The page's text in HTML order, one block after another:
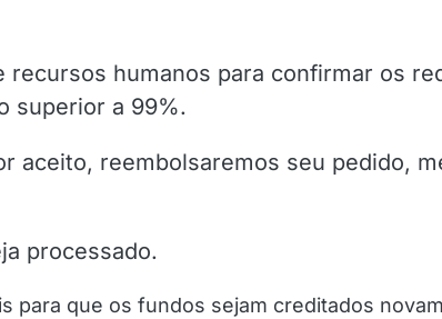
humanos para confirmar os
superior a 99%.
reembolsaremos seu pedido,
processado.
para que os fundos sejam creditados